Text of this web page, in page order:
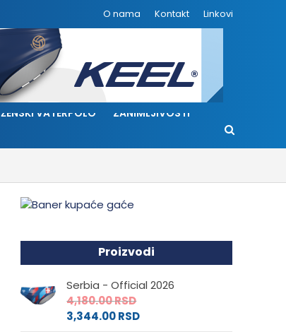
O nama Kontakt Linkovi
ŽENSKI VATERPOLO ZANIMLJIVOSTI
Proizvodi
Serbia - Official 2026
4,180.00RSD
3,344.00RSD